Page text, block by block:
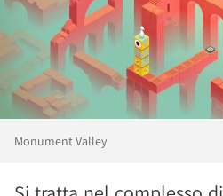
Monument Valley